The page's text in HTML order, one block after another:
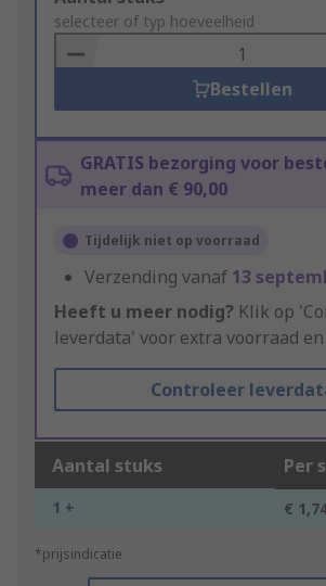
to
Basket
selecteer of typ hoeveelheid
Bestellen
GRATIS bezorging voor
meer dan € 90,00
Tijdelijk niet op voorraad
Verzending vanaf 13
Heeft u meer nodig? Klik op
leverdata' voor extra voorraad
Controleer
Aantal stuks Per
1 + €
*prijsindicatie